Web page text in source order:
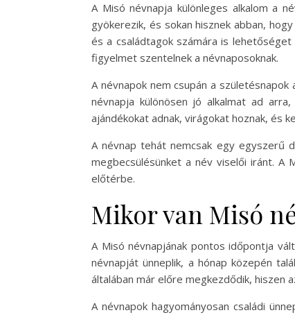
A Misó névnapja különleges alkalom a
gyökerezik, és sokan hisznek abban,
és a családtagok számára is
figyelmet szentelnek a névnaposoknak.
A névnapok nem csupán a
névnapja különösen jó alkalmat ad
ajándékokat adnak, virágokat hoznak, és
A névnap tehát nemcsak egy egyszerű
megbecsülésünket a név viselői iránt. A
előtérbe.
Mikor van Misó
A Misó névnapjának pontos időpontja
névnapját ünneplik, a hónap közepén
általában már előre megkezdődik, hiszen
A névnapok hagyományosan családi